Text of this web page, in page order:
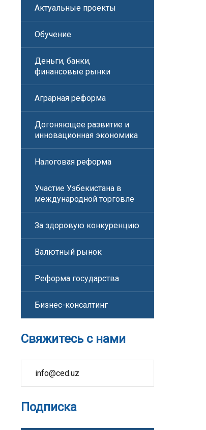
Актуальные проекты
Обучение
Деньги, банки,
финансовые рынки
Аграрная реформа
Догоняющее развитие и
инновационная экономика
Налоговая реформа
Участие Узбекистана в
международной торговле
За здоровую конкуренцию
Валютный рынок
Реформа государства
Бизнес-консалтинг
Свяжитесь с нами
info@ced.uz
Подписка